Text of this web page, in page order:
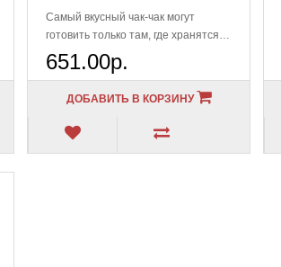
Самый вкусный чак-чак могут
готовить только там, где хранятся и
соблюдаются все традиции,
связанные ..
651.00р.
ДОБАВИТЬ В КОРЗИНУ